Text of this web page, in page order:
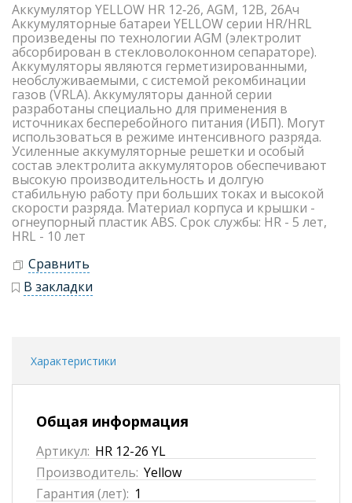
Аккумулятор YELLOW HR 12‐26, AGM, 12В, 26Ач
Аккумуляторные батареи YELLOW серии HR/HRL
произведены по технологии AGM (электролит
абсорбирован в стекловолоконном сепараторе).
Аккумуляторы являются герметизированными,
необслуживаемыми, с системой рекомбинации
газов (VRLA). Аккумуляторы данной серии
разработаны специально для применения в
источниках бесперебойного питания (ИБП). Могут
использоваться в режиме интенсивного разряда.
Усиленные аккумуляторные решетки и особый
состав электролита аккумуляторов обеспечивают
высокую производительность и долгую
стабильную работу при больших токах и высокой
скорости разряда. Материал корпуса и крышки -
огнеупорный пластик ABS. Срок службы: HR - 5 лет,
HRL - 10 лет
Сравнить
В закладки
Характеристики
Общая информация
Артикул: HR 12-26 YL
Производитель: Yellow
Гарантия (лет): 1